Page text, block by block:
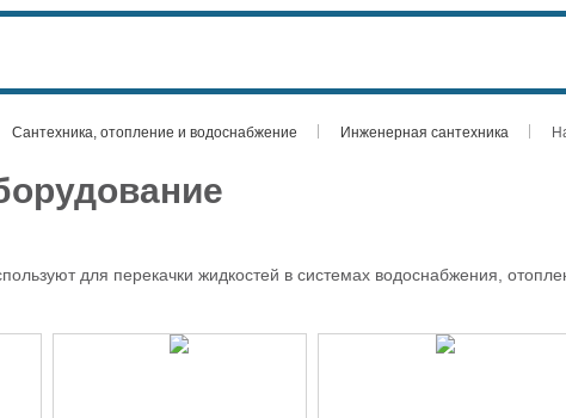
Сантехника, отопление и водоснабжение Инженерная сантехника
для перекачки жидкостей в системах водоснабжения,